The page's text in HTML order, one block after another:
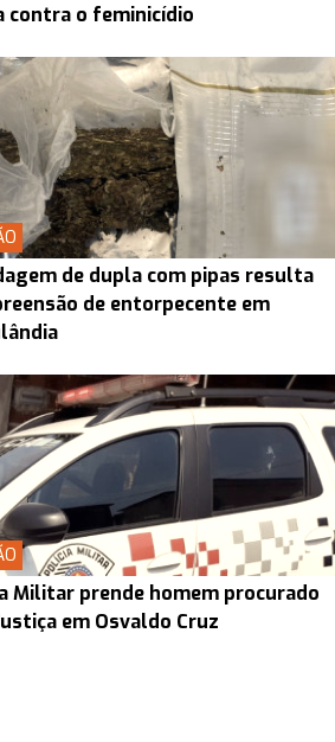
contra o feminicídio
de dupla com pipas resulta
de entorpecente em
Militar prende homem procurado
em Osvaldo Cruz